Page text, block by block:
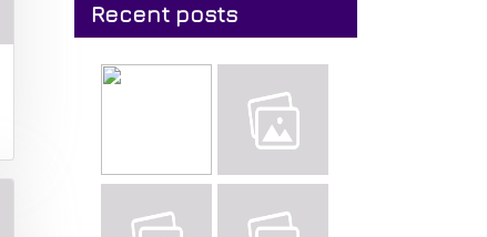
Recent posts